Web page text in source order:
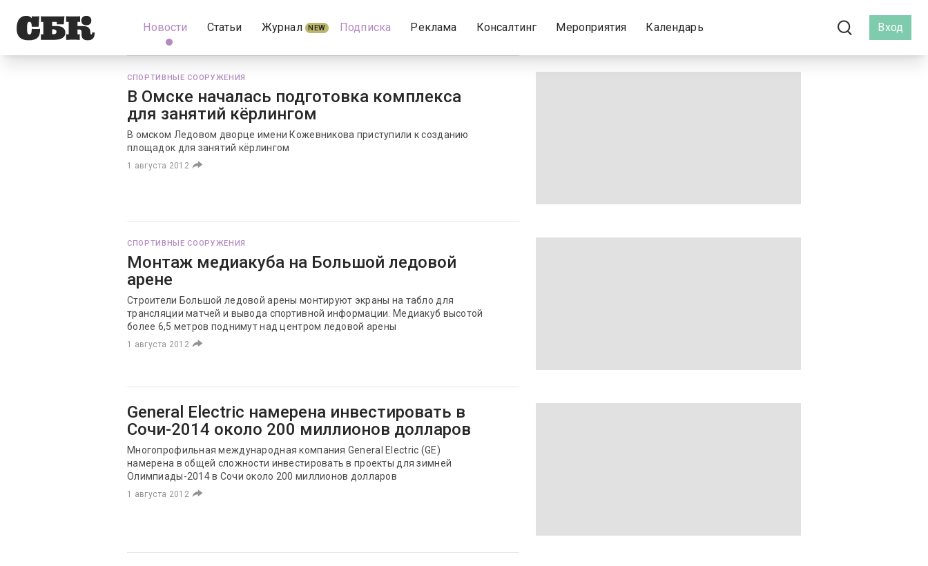
Новости Статьи Журнал NEW Подписка Реклама Консалтинг Мероприятия Календарь Вход
СПОРТИВНЫЕ СООРУЖЕНИЯ
В Омске началась подготовка комплекса
для занятий кёрлингом
В омском Ледовом дворце имени Кожевникова приступили к созданию
площадок для занятий кёрлингом
1 августа 2012
СПОРТИВНЫЕ СООРУЖЕНИЯ
Монтаж медиакуба на Большой ледовой
арене
Строители Большой ледовой арены монтируют экраны на табло для
трансляции матчей и вывода спортивной информации. Медиакуб высотой
более 6,5 метров поднимут над центром ледовой арены
1 августа 2012
General Electric намерена инвестировать в
Сочи-2014 около 200 миллионов долларов
Многопрофильная международная компания General Electric (GE)
намерена в общей сложности инвестировать в проекты для зимней
Олимпиады-2014 в Сочи около 200 миллионов долларов
1 августа 2012